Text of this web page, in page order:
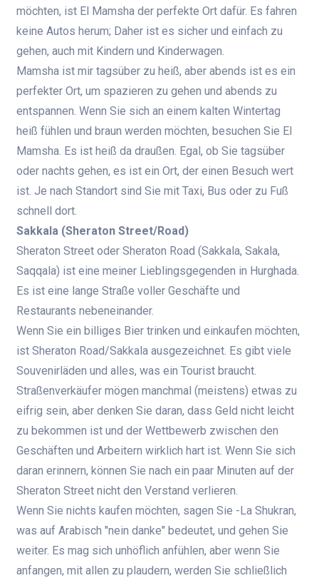
möchten, ist El Mamsha der perfekte Ort dafür. Es fahren
keine Autos herum; Daher ist es sicher und einfach zu
gehen, auch mit Kindern und Kinderwagen.
Mamsha ist mir tagsüber zu heiß, aber abends ist es ein
perfekter Ort, um spazieren zu gehen und abends zu
entspannen. Wenn Sie sich an einem kalten Wintertag
heiß fühlen und braun werden möchten, besuchen Sie El
Mamsha. Es ist heiß da draußen. Egal, ob Sie tagsüber
oder nachts gehen, es ist ein Ort, der einen Besuch wert
ist. Je nach Standort sind Sie mit Taxi, Bus oder zu Fuß
schnell dort.
Sakkala (Sheraton Street/Road)
Sheraton Street oder Sheraton Road (Sakkala, Sakala,
Saqqala) ist eine meiner Lieblingsgegenden in Hurghada.
Es ist eine lange Straße voller Geschäfte und
Restaurants nebeneinander.
Wenn Sie ein billiges Bier trinken und einkaufen möchten,
ist Sheraton Road/Sakkala ausgezeichnet. Es gibt viele
Souvenirläden und alles, was ein Tourist braucht.
Straßenverkäufer mögen manchmal (meistens) etwas zu
eifrig sein, aber denken Sie daran, dass Geld nicht leicht
zu bekommen ist und der Wettbewerb zwischen den
Geschäften und Arbeitern wirklich hart ist. Wenn Sie sich
daran erinnern, können Sie nach ein paar Minuten auf der
Sheraton Street nicht den Verstand verlieren.
Wenn Sie nichts kaufen möchten, sagen Sie -La Shukran,
was auf Arabisch "nein danke" bedeutet, und gehen Sie
weiter. Es mag sich unhöflich anfühlen, aber wenn Sie
anfangen, mit allen zu plaudern, werden Sie schließlich